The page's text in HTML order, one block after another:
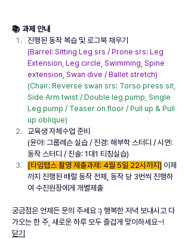
📚 과제 안내
진행된 동작 복습 및 로그북 채우기
(Barrel: Sitting Leg srs / Prone srs: Leg
Extension, Leg circle, Swimming, Spine
extension, Swan dive / Ballet stretch)
(Chair: Reverse swan srs: Torso press sit,
Side Arm twist / Double leg pump, Single
Leg pump / Teaser on floor / Pull up & Pull
up oblique)
교육생 자체수업 준비
(윤아: 그룹레슨 실습 / 진경: 해부학 스터디 / 시연:
동작 스터디 / 진솔: 1대1 티칭실습)
[타임랩스 촬영 제출과제: 4월 5일 22시까지] 이제
까지 진행된 배럴 동작 전체, 동작 당 3번씩 진행하
여 수진원장에게 개별제출
궁금점은 언제든 문의 주세요 :) 행복한 저녁 보내시고 다
가오는 한 주, 새로운 하루 모두 즐겁게 맞이하세요~!
닫기